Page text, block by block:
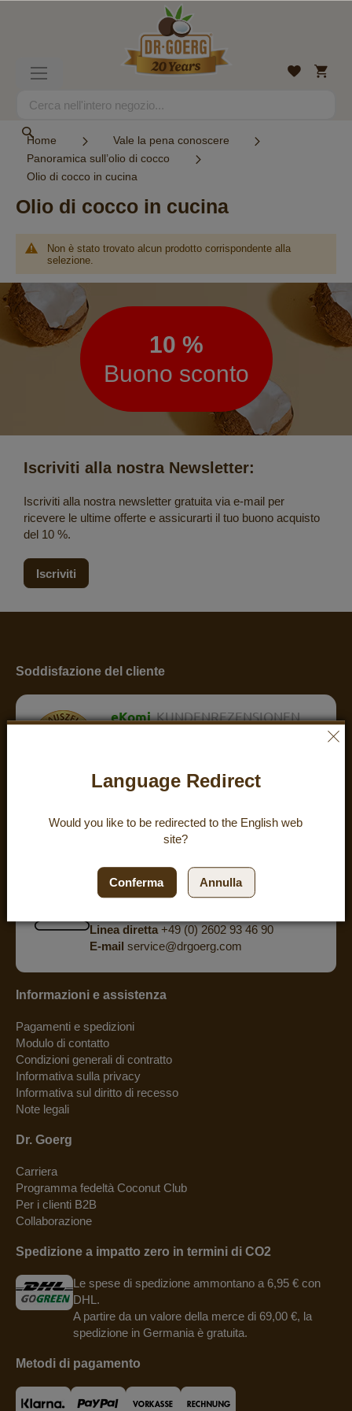
Search
Lista
Home
Vale la pena conoscere
Panoramica sull’olio di cocco
Olio di cocco in cucina
Olio di cocco in cucina
Non è stato trovato alcun prodotto corrispondente alla
selezione.
Newsletter
10 %
Buono sconto
Iscriviti alla nostra Newsletter:
Iscriviti alla nostra newsletter gratuita via e-mail per
ricevere le ultime offerte e assicurarti il tuo buono acquisto
del 10 %.
Iscriviti
Soddisfazione del cliente
eKomi KUNDENREZENSIONEN
consulenza personalizzata al telefono.
Lunedì - giovedì, dalle 8:00 alle 15:30
Linea diretta+49 (0) 2602 93 46 90
E-mail service@drgoerg.com
Informazioni e assistenza
Pagamenti e spedizioni
Modulo di contatto
Condizioni generali di contratto
Informativa sulla privacy
Informativa sul diritto di recesso
Note legali
Dr. Goerg
Carriera
Programma fedeltà Coconut Club
Per i clienti B2B
Collaborazione
Spedizione a impatto zero in termini di CO2
Le spese di spedizione ammontano a 6,95 € con
DHL.
A partire da un valore della merce di 69,00 €, la
spedizione in Germania è gratuita.
Metodi di pagamento
Language Redirect
Would you like to be redirected to the English web
site?
Conferma Annulla